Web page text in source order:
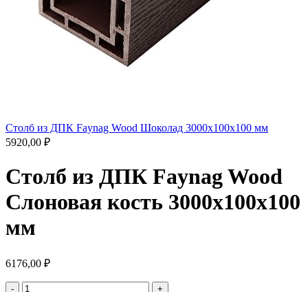
Столб из ДПК Faynag Wood Шоколад 3000х100х100 мм
5920,00 ₽
Столб из ДПК Faynag Wood
Слоновая кость 3000х100х100
мм
6176,00 ₽